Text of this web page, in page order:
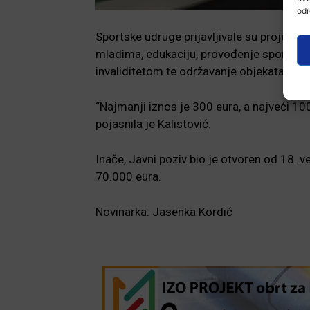
Sportske udruge prijavljivale su projekte
mladima, edukaciju, provođenje
invaliditetom te održavanje objekata.
“Najmanji iznos je 300 eura, a najveći
pojasnila je Kalistović.
Inače, Javni poziv bio je otvoren od 18.
70.000 eura.
Novinarka: Jasenka Kordić